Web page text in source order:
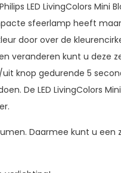
LED LivingColors Mini
sfeerlamp heeft
door over de
veranderen kunt u deze
knop gedurende 5
De LED LivingColors
Daarmee kunt u een